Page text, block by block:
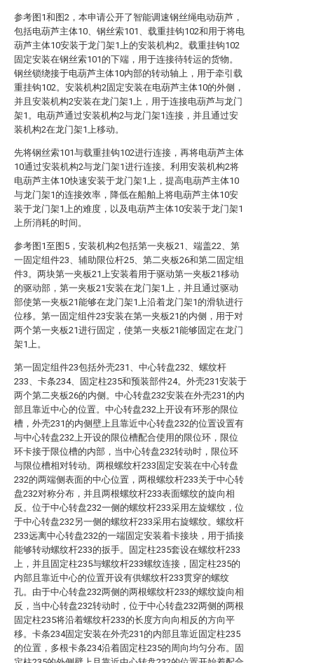
参考图1和图2，本申请公开了智能调速钢丝绳电动葫芦，
包括电葫芦主体10、钢丝索101、载重挂钩102和用于将电
葫芦主体10安装于龙门架1上的安装机构2。载重挂钩102
固定安装在钢丝索101的下端，用于连接待转运的货物。
钢丝锁绕接于电葫芦主体10内部的转动轴上，用于牵引载
重挂钩102。安装机构2固定安装在电葫芦主体10的外侧，
并且安装机构2安装在龙门架1上，用于连接电葫芦与龙门
架1。电葫芦通过安装机构2与龙门架1连接，并且通过安
装机构2在龙门架1上移动。
先将钢丝索101与载重挂钩102进行连接，再将电葫芦主体
10通过安装机构2与龙门架1进行连接。利用安装机构2将
电葫芦主体10快速安装于龙门架1上，提高电葫芦主体10
与龙门架1的连接效率，降低在船舶上将电葫芦主体10安
装于龙门架1上的难度，以及电葫芦主体10安装于龙门架1
上所消耗的时间。
参考图1至图5，安装机构2包括第一夹板21、端盖22、第
一固定组件23、辅助限位杆25、第二夹板26和第二固定组
件3。两块第一夹板21上安装着用于驱动第一夹板21移动
的驱动部，第一夹板21安装在龙门架1上，并且通过驱动
部使第一夹板21能够在龙门架1上沿着龙门架1的滑轨进行
位移。第一固定组件23安装在第一夹板21的内侧，用于对
两个第一夹板21进行固定，使第一夹板21能够固定在龙门
架1上。
第一固定组件23包括外壳231、中心转盘232、螺纹杆
233、卡条234、固定柱235和预装部件24。外壳231安装于
两个第二夹板26的内侧。中心转盘232安装在外壳231的内
部且靠近中心的位置。中心转盘232上开设有环形的限位
槽，外壳231的内侧壁上且靠近中心转盘232的位置设置有
与中心转盘232上开设的限位槽配合使用的限位环，限位
环卡接于限位槽的内部，当中心转盘232转动时，限位环
与限位槽相对转动。两根螺纹杆233固定安装在中心转盘
232的两端侧表面的中心位置，两根螺纹杆233关于中心转
盘232对称分布，并且两根螺纹杆233表面螺纹的旋向相
反。位于中心转盘232一侧的螺纹杆233采用左旋螺纹，位
于中心转盘232另一侧的螺纹杆233采用右旋螺纹。螺纹杆
233远离中心转盘232的一端固定安装着卡接块，用于插接
能够转动螺纹杆233的扳手。固定柱235套设在螺纹杆233
上，并且固定柱235与螺纹杆233螺纹连接，固定柱235的
内部且靠近中心的位置开设有供螺纹杆233贯穿的螺纹
孔。由于中心转盘232两侧的两根螺纹杆233的螺纹旋向相
反，当中心转盘232转动时，位于中心转盘232两侧的两根
固定柱235将沿着螺纹杆233的长度方向向相反的方向平
移。卡条234固定安装在外壳231的内部且靠近固定柱235
的位置，多根卡条234沿着固定柱235的周向均匀分布。固